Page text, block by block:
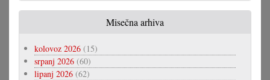
Misečna arhiva
kolovoz 2026 (15)
srpanj 2026 (60)
lipanj 2026 (62)